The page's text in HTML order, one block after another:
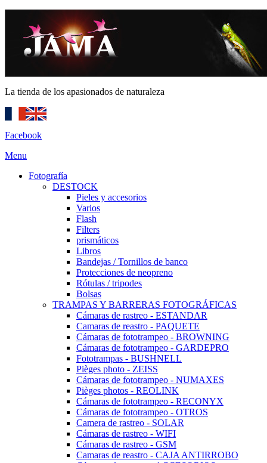
La tienda de los apasionados de naturaleza
Facebook
Menu
Fotografía
DESTOCK
Pieles y accesorios
Varios
Flash
Filters
prismáticos
Libros
Bandejas / Tornillos de banco
Protecciones de neopreno
Rótulas / tripodes
Bolsas
TRAMPAS Y BARRERAS FOTOGRÁFICAS
Cámaras de rastreo - ESTANDAR
Camaras de reastro - PAQUETE
Cámaras de fototrampeo - BROWNING
Cámaras de fototrampeo - GARDEPRO
Fototrampas - BUSHNELL
Pièges photo - ZEISS
Cámaras de fototrampeo - NUMAXES
Pièges photos - REOLINK
Cámaras de fototrampeo - RECONYX
Cámaras de fototrampeo - OTROS
Camera de rastreo - SOLAR
Cámaras de rastreo - WIFI
Cámaras de rastreo - GSM
Camaras de reastro - CAJA ANTIRROBO